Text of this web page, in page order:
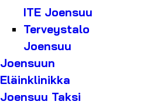
ITE Joensuu
Terveystalo
Joensuu
Joensuun
Eläinklinikka
Joensuu Taksi